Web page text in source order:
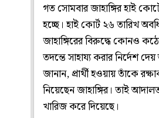
গত সোমবার জাহাঙ্গির হাই
হচ্ছে। হাই কোর্ট ২৬ তারিখ
জাহাঙ্গিরের বিরুদ্ধে কোনও
তদন্তে সাহায্য করার নির্দেশ
জানান, প্রার্থী হওয়ায় তাঁকে
নিয়েছেন জাহাঙ্গির। তাই
খারিজ করে দিয়েছে।